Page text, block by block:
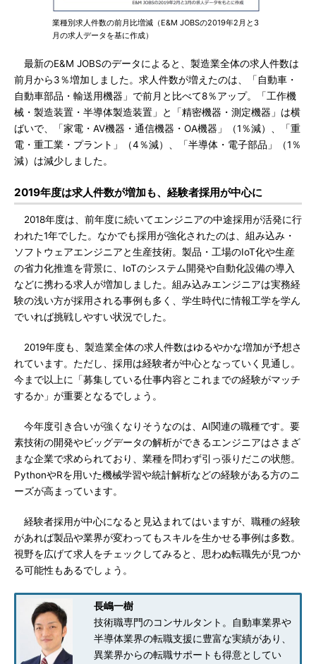
業種別求人件数の前月比増減（E&M JOBSの2019年2月と3
月の求人データを基に作成）
最新のE&M JOBSのデータによると、製造業全体の求人件数は
前月から3％増加しました。求人件数が増えたのは、「自動車・
自動車部品・輸送用機器」で前月と比べて8％アップ。「工作機
械・製造装置・半導体製造装置」と「精密機器・測定機器」は横
ばいで、「家電・AV機器・通信機器・OA機器」（1％減）、「重
電・重工業・プラント」（4％減）、「半導体・電子部品」（1％
減）は減少しました。
2019年度は求人件数が増加も、経験者採用が中心に
2018年度は、前年度に続いてエンジニアの中途採用が活発に行
われた1年でした。なかでも採用が強化されたのは、組み込み・
ソフトウェアエンジニアと生産技術。製品・工場のIoT化や生産
の省力化推進を背景に、IoTのシステム開発や自動化設備の導入
などに携わる求人が増加しました。組み込みエンジニアは実務経
験の浅い方が採用される事例も多く、学生時代に情報工学を学ん
でいれば挑戦しやすい状況でした。
2019年度も、製造業全体の求人件数はゆるやかな増加が予想さ
れています。ただし、採用は経験者が中心となっていく見通し。
今まで以上に「募集している仕事内容とこれまでの経験がマッチ
するか」が重要となるでしょう。
今年度引き合いが強くなりそうなのは、AI関連の職種です。要
素技術の開発やビッグデータの解析ができるエンジニアはさまざ
まな企業で求められており、業種を問わず引っ張りだこの状態。
PythonやRを用いた機械学習や統計解析などの経験がある方のニ
ーズが高まっています。
経験者採用が中心になると見込まれてはいますが、職種の経験
があれば製品や業界が変わってもスキルを生かせる事例は多数。
視野を広げて求人をチェックしてみると、思わぬ転職先が見つか
る可能性もあるでしょう。
長嶋一樹
技術職専門のコンサルタント。自動車業界や
半導体業界の転職支援に豊富な実績があり、
異業界からの転職サポートも得意としてい